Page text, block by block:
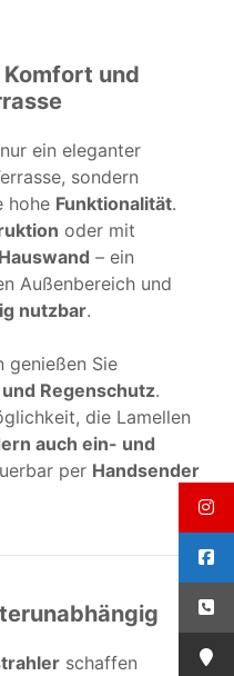
Komfort und
ein eleganter
sondern
hohe Funktionalität.
oder mit
– ein
Außenbereich und
nutzbar.
genießen Sie
Regenschutz.
die Lamellen
auch ein- und
per Handsender
schaffen